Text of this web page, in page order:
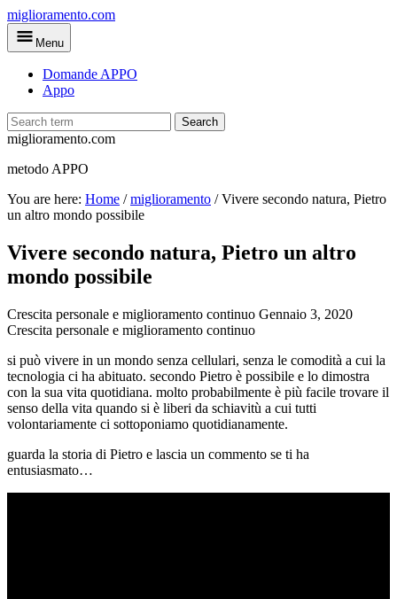
Skip
to
main
miglioramento.com
Menu
Domande APPO
Appo
Search
miglioramento.com
metodo APPO
You are here: Home /miglioramento /Vivere secondo natura, Pietro
un altro mondo possibile
Vivere secondo natura, Pietro un altro
mondo possibile
Crescita personale e miglioramento continuo Gennaio 3, 2020
Crescita personale e miglioramento continuo
si può vivere in un mondo senza cellulari, senza le comodità a cui la
tecnologia ci ha abituato. secondo Pietro è possibile e lo dimostra
con la sua vita quotidiana. molto probabilmente è più facile trovare il
senso della vita quando si è liberi da schiavitù a cui tutti
volontariamente ci sottoponiamo quotidianamente.
guarda la storia di Pietro e lascia un commento se ti ha
entusiasmato…